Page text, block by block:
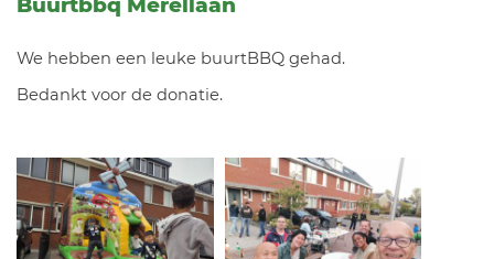
We hebben een leuke buurtBBQ gehad.
Bedankt voor de donatie.